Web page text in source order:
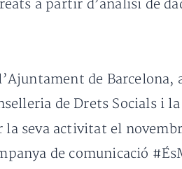
a partir d’anàlisi de
de Barcelona,
de Drets Socials i
la seva activitat el
de comunicació